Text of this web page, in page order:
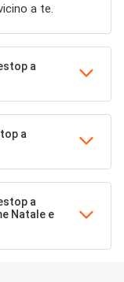
a te.
a
a
a
Natale e